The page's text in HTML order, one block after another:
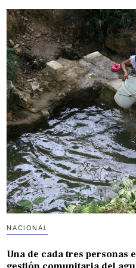
NACIONAL
Una de cada tres personas